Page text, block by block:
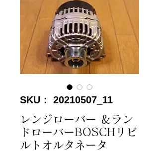
SKU： 20210507_11
レンジローバー ＆ラン
ドローバーBOSCHリビ
ルトオルタネータ